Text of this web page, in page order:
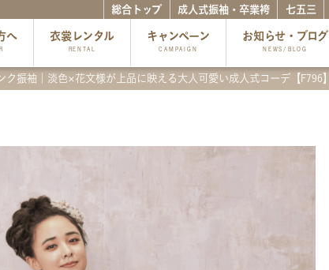
総合トップ 成人式振袖・卒業袴 七五三
へ 衣裳レンタル
RENTAL
キャンペーン
CAMPAIGN
お知らせ・ブログ
NEWS/BLOG
ク振袖｜淡色×花文様が上品に映える大人可愛い成人式コーデ【F796】